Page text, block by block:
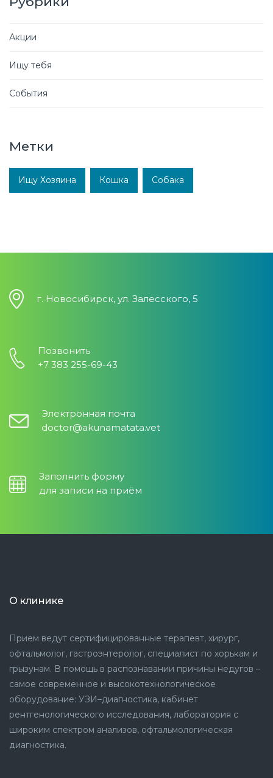
Акции
Ищу тебя
События
Метки
Ищу Хозяина Кошка Собака
г. Новосибирск, ул. Залесского, 5
Позвонить
+7 383 255-69-43
Электронная почта
doctor@akunamatata.vet
Заполнить форму
для записи на приём
О клинике
Прием ведут сертифицированные терапевт, хирург,
офтальмолог, гастроэнтеролог, специалист по хорькам и
грызунам. В помощь в распознавании причины недугов –
самое современное и высокотехнологическое
оборудование: УЗИ–диагностика, кабинет
рентгенологического исследования, лаборатория с
широким спектром анализов, офтальмологическая
диагностика.